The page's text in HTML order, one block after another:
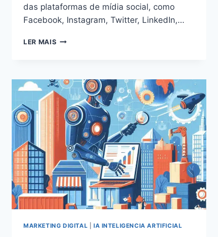
das plataformas de mídia social, como
Facebook, Instagram, Twitter, LinkedIn,…
LER MAIS DOMINE
REDES
SOCIAIS
EM
2024:
ESTRATÉGIAS
COMPROVADAS
PARA
SUCESSO
MARKETING DIGITAL IA INTELIGENCIA ARTIFICIAL